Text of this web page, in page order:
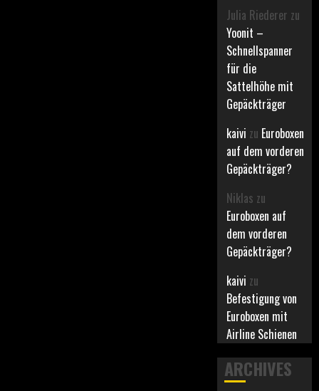
Julia Riederer zu
Yoonit –
Schnellspanner
für die
Sattelhöhe mit
Gepäckträger
kaivi zu Euroboxen
auf dem vorderen
Gepäckträger?
Niklas zu
Euroboxen auf
dem vorderen
Gepäckträger?
kaivi zu
Befestigung von
Euroboxen mit
Airline Schienen
ARCHIVES